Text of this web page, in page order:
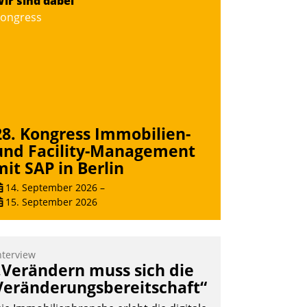
fürs Quartier.
zeigte Datatrain, was es
Kongress Immobilien-
Facility-Management
SAP in Berlin
14. September 2026 –
15. September 2026
muss sich die